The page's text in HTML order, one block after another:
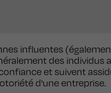
influentes
des individus
et suivent
d'une entreprise.